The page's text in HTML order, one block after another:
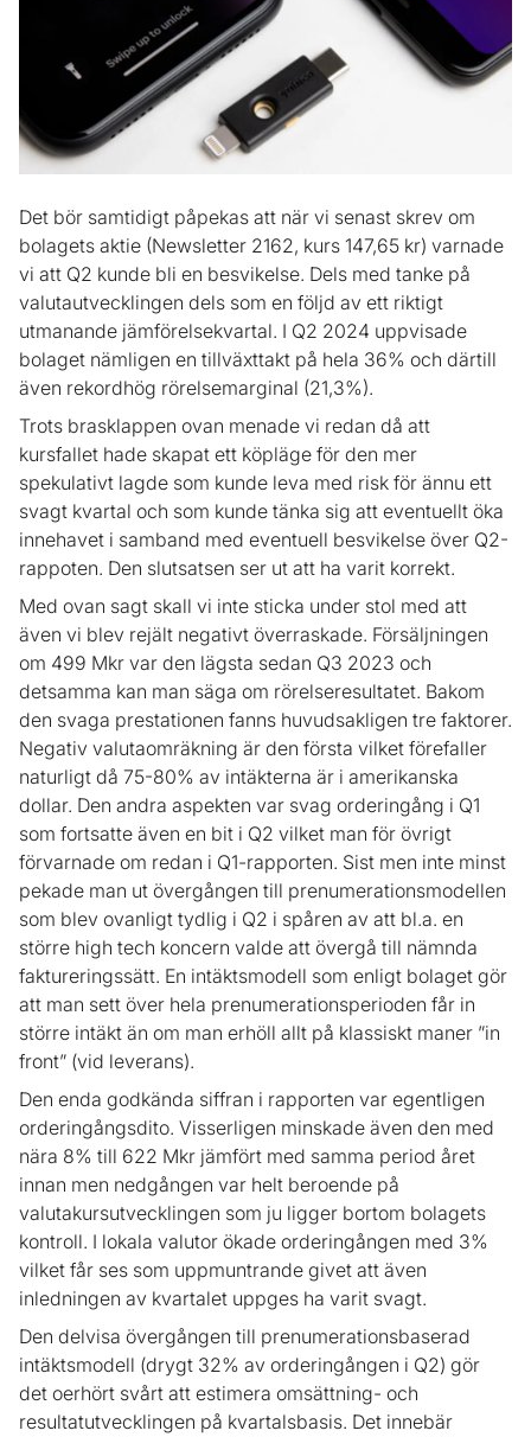
Det bör samtidigt påpekas att när vi senast skrev om
bolagets aktie (Newsletter 2162, kurs 147,65 kr) varnade
vi att Q2 kunde bli en besvikelse. Dels med tanke på
valutautvecklingen dels som en följd av ett riktigt
utmanande jämförelsekvartal. I Q2 2024 uppvisade
bolaget nämligen en tillväxttakt på hela 36% och därtill
även rekordhög rörelsemarginal (21,3%).
Trots brasklappen ovan menade vi redan då att
kursfallet hade skapat ett köpläge för den mer
spekulativt lagde som kunde leva med risk för ännu ett
svagt kvartal och som kunde tänka sig att eventuellt öka
innehavet i samband med eventuell besvikelse över Q2-
rappoten. Den slutsatsen ser ut att ha varit korrekt.
Med ovan sagt skall vi inte sticka under stol med att
även vi blev rejält negativt överraskade. Försäljningen
om 499 Mkr var den lägsta sedan Q3 2023 och
detsamma kan man säga om rörelseresultatet. Bakom
den svaga prestationen fanns huvudsakligen tre faktorer.
Negativ valutaomräkning är den första vilket förefaller
naturligt då 75-80% av intäkterna är i amerikanska
dollar. Den andra aspekten var svag orderingång i Q1
som fortsatte även en bit i Q2 vilket man för övrigt
förvarnade om redan i Q1-rapporten. Sist men inte minst
pekade man ut övergången till prenumerationsmodellen
som blev ovanligt tydlig i Q2 i spåren av att bl.a. en
större high tech koncern valde att övergå till nämnda
faktureringssätt. En intäktsmodell som enligt bolaget gör
att man sett över hela prenumerationsperioden får in
större intäkt än om man erhöll allt på klassiskt maner ”in
front” (vid leverans).
Den enda godkända siffran i rapporten var egentligen
orderingångsdito. Visserligen minskade även den med
nära 8% till 622 Mkr jämfört med samma period året
innan men nedgången var helt beroende på
valutakursutvecklingen som ju ligger bortom bolagets
kontroll. I lokala valutor ökade orderingången med 3%
vilket får ses som uppmuntrande givet att även
inledningen av kvartalet uppges ha varit svagt.
Den delvisa övergången till prenumerationsbaserad
intäktsmodell (drygt 32% av orderingången i Q2) gör
det oerhört svårt att estimera omsättning- och
resultatutvecklingen på kvartalsbasis. Det innebär